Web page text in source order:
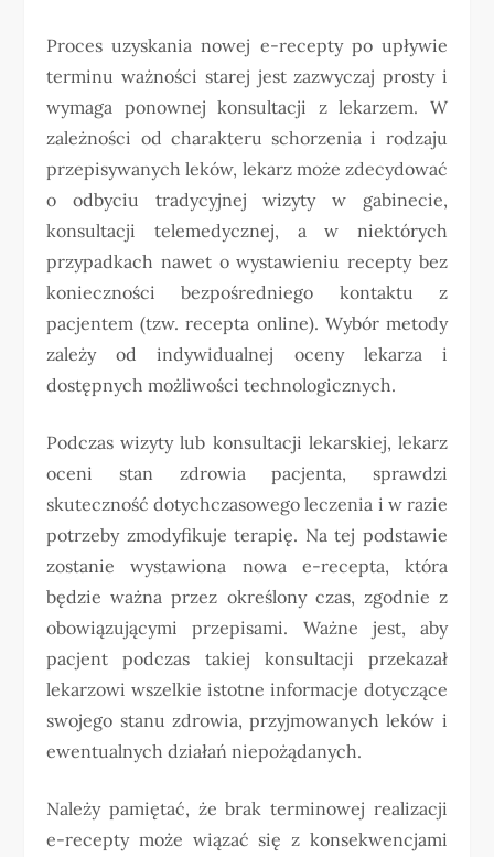
Proces uzyskania nowej e-recepty po upływie
terminu ważności starej jest zazwyczaj prosty i
wymaga ponownej konsultacji z lekarzem. W
zależności od charakteru schorzenia i rodzaju
przepisywanych leków, lekarz może zdecydować
o odbyciu tradycyjnej wizyty w gabinecie,
konsultacji telemedycznej, a w niektórych
przypadkach nawet o wystawieniu recepty bez
konieczności bezpośredniego kontaktu z
pacjentem (tzw. recepta online). Wybór metody
zależy od indywidualnej oceny lekarza i
dostępnych możliwości technologicznych.
Podczas wizyty lub konsultacji lekarskiej, lekarz
oceni stan zdrowia pacjenta, sprawdzi
skuteczność dotychczasowego leczenia i w razie
potrzeby zmodyfikuje terapię. Na tej podstawie
zostanie wystawiona nowa e-recepta, która
będzie ważna przez określony czas, zgodnie z
obowiązującymi przepisami. Ważne jest, aby
pacjent podczas takiej konsultacji przekazał
lekarzowi wszelkie istotne informacje dotyczące
swojego stanu zdrowia, przyjmowanych leków i
ewentualnych działań niepożądanych.
Należy pamiętać, że brak terminowej realizacji
e-recepty może wiązać się z konsekwencjami